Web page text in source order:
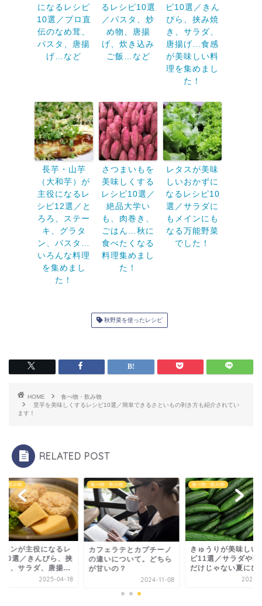
になるレシピ
10選／プロ直
伝のなめ茸、
パスタ、唐揚
げ…など
るレシピ10選
／パスタ、炒
め物、唐揚
げ、炊き込み
ご飯…など
ピ10選／きん
ぴら、挟み焼
き、サラダ、
唐揚げ…食感
が美味しい料
理を集めまし
た！
長芋・山芋
（大和芋）が
主役になるレ
シピ12選／と
ろろ、ステー
キ、グラタ
ン、パスタ…
いろんな料理
を集めまし
た！
さつまいもを
美味しくする
レシピ10選／
絶品大学い
も、肉巻き、
ごはん…秋に
食べたくなる
料理集めまし
た！
レタスが美味
しいおかずに
なるレシピ10
選／サラダに
もメインにも
なる万能野菜
でした！
秋野菜を使ったレシピ
HOME
食べ物・飲み物
里芋を美味しくするレシピ10選／簡単できるさといもの剥き方も紹介されてい
ます！
RELATED POST
・飲み物
コンが主役になるレ
10選／きんぴら、挟
き、サラダ、唐揚...
2025-04-18
食べ物・飲み物
カフェラテとカプチーノ
の違いについて。どちら
が甘いの？
2024-11-08
食べ物・飲み物
きゅうりが美味しい
ピ11選／サラダや酢
だけじゃない夏にぴ
2025-